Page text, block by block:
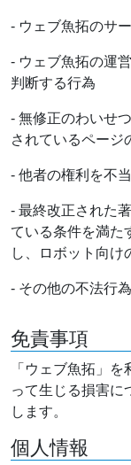
- ウェブ魚拓のサ
- ウェブ魚拓の運
判断する行為
- 無修正のわいせ
されているページ
- 他者の権利を不
- 最終改正された
ている条件を満た
し、ロボット向け
- その他の不法行為
免責事項
「ウェブ魚拓」
って生じる損害に
します。
個人情報